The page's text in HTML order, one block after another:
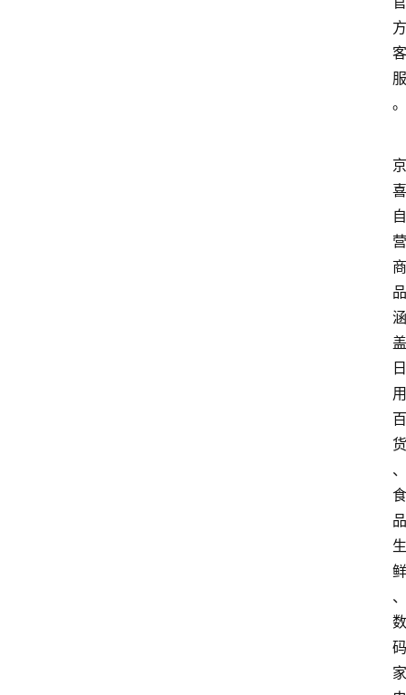
方
客
服
。
京
喜
自
营
商
品
涵
盖
日
用
百
货
、
食
品
生
鲜
、
数
码
家